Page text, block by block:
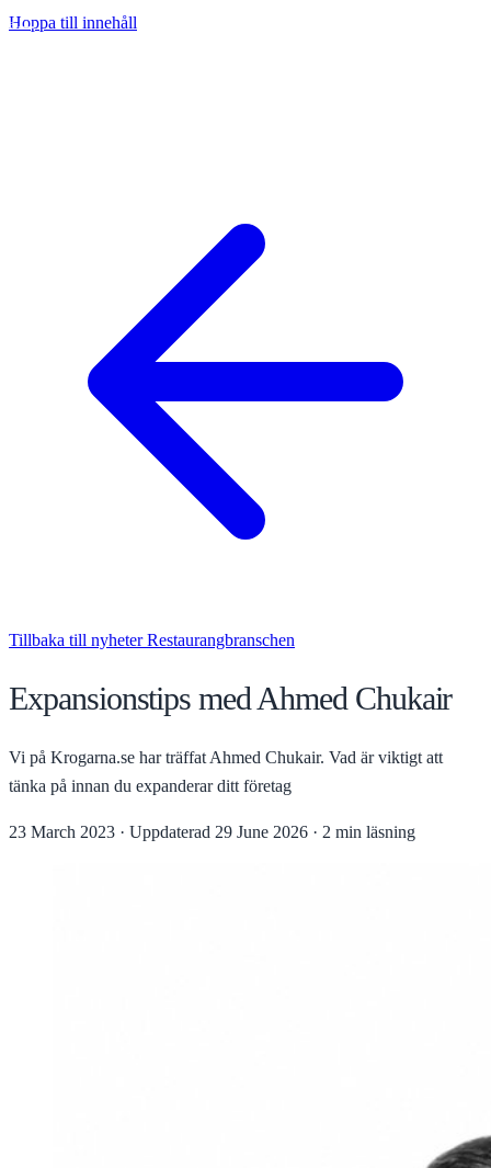
Hoppa till innehåll
Tillbaka till nyheterRestaurangbranschen
Expansionstips med Ahmed Chukair
Vi på Krogarna.se har träffat Ahmed Chukair. Vad är viktigt att
tänka på innan du expanderar ditt företag
23 March 2023 · Uppdaterad 29 June 2026 · 2 min läsning